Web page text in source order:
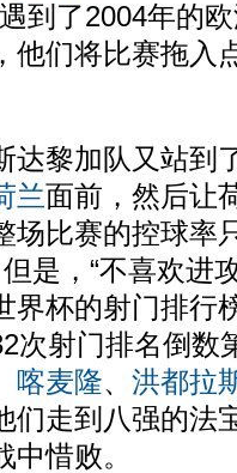
到了2004年的
他们将比赛拖入
黎加队又站到
兰面前，然后让
场比赛的控球率
是，“不喜欢进
界杯的射门排行
次射门排名倒数
喀麦隆、 洪都拉
们走到八强的法
惜败。